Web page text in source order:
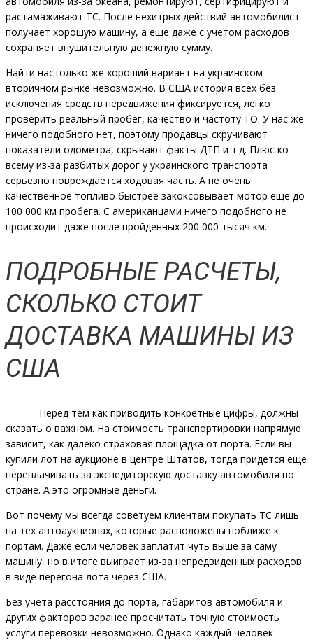
растамаживают ТС. После нехитрых действий автомобилист
получает хорошую машину, а еще даже с учетом расходов
сохраняет внушительную денежную сумму.
Найти настолько же хороший вариант на украинском
вторичном рынке невозможно. В США история всех без
исключения средств передвижения фиксируется, легко
проверить реальный пробег, качество и частоту ТО. У нас же
ничего подобного нет, поэтому продавцы скручивают
показатели одометра, скрывают факты ДТП и т.д. Плюс ко
всему из-за разбитых дорог у украинского транспорта
серьезно повреждается ходовая часть. А не очень
качественное топливо быстрее закоксовывает мотор еще до
100 000 км пробега. С американцами ничего подобного не
происходит даже после пройденных 200 000 тысяч км.
ПОДРОБНЫЕ РАСЧЕТЫ,
СКОЛЬКО СТОИТ
ДОСТАВКА МАШИНЫ ИЗ
США
Перед тем как приводить конкретные цифры, должны
сказать о важном. На стоимость транспортировки напрямую
зависит, как далеко страховая площадка от порта. Если вы
купили лот на аукционе в центре Штатов, тогда придется еще
переплачивать за экспедиторскую доставку автомобиля по
стране. А это огромные деньги.
Вот почему мы всегда советуем клиентам покупать ТС лишь
на тех автоаукционах, которые расположены поближе к
портам. Даже если человек заплатит чуть выше за саму
машину, но в итоге выиграет из-за непредвиденных расходов
в виде перегона лота через США.
Без учета расстояния до порта, габаритов автомобиля и
других факторов заранее просчитать точную стоимость
услуги перевозки невозможно. Однако каждый человек